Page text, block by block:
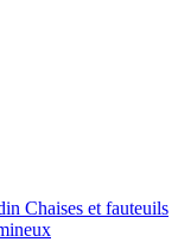
Chaises et fauteuils